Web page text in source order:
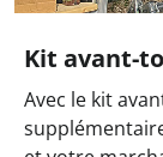
Kit avant-
Avec le kit